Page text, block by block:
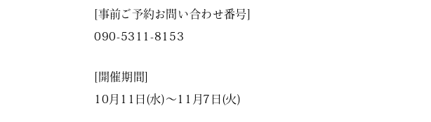
[事前ご予約お問い合わせ番号]
090-5311-8153
[開催期間]
10月11日(水)〜11月7日(火)